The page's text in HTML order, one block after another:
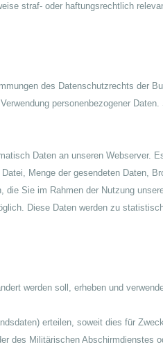
straf- oder haftungsrechtlich
des Datenschutzrechts der
personenbezogener
Daten an unseren Webserver.
Menge der gesendeten Daten,
Sie im Rahmen der Nutzung
Diese Daten werden zu
werden soll, erheben und
erteilen, soweit dies für
des Militärischen Abschirmdienstes